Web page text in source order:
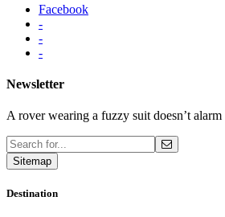
Facebook
-
-
-
Newsletter
A rover wearing a fuzzy suit doesn’t
Sitemap
Destination